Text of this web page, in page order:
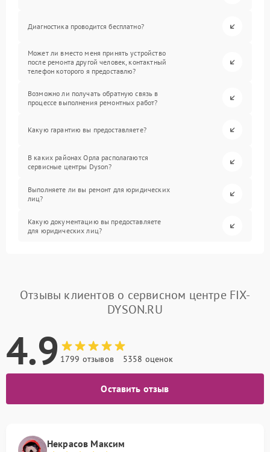
Диагностика проводится бесплатно?
Может ли вместо меня принять устройство
после ремонта другой человек, контактный
телефон которого я предоставлю?
Возможно ли получать обратную связь в
процессе выполнения ремонтных работ?
Какую гарантию вы предоставляете?
В каких районах Орла располагаются
сервисные центры Dyson?
Выполняете ли вы ремонт для юридических
лиц?
Какую документацию вы предоставляете
для юридических лиц?
Отзывы клиентов о сервисном центре FIX-
DYSON.RU
4.9 1799 отзывов 5358 оценок
Оставить отзыв
Некрасов Максим